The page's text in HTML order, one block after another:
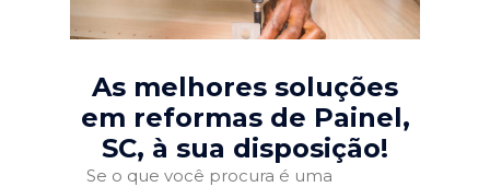
As melhores soluções
em reformas de Painel,
SC, à sua disposição!
Se o que você procura é uma